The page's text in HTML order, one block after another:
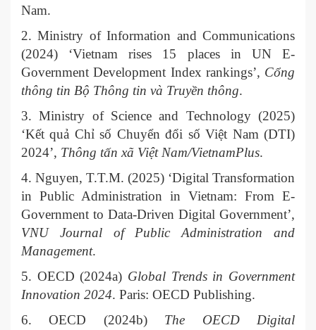
Nam.
2. Ministry of Information and Communications
(2024) ‘Vietnam rises 15 places in UN E-
Government Development Index rankings’, Cổng
thông tin Bộ Thông tin và Truyền thông.
3. Ministry of Science and Technology (2025)
‘Kết quả Chỉ số Chuyển đổi số Việt Nam (DTI)
2024’, Thông tấn xã Việt Nam/VietnamPlus.
4. Nguyen, T.T.M. (2025) ‘Digital Transformation
in Public Administration in Vietnam: From E-
Government to Data-Driven Digital Government’,
VNU Journal of Public Administration and
Management.
5. OECD (2024a) Global Trends in Government
Innovation 2024. Paris: OECD Publishing.
6. OECD (2024b) The OECD Digital